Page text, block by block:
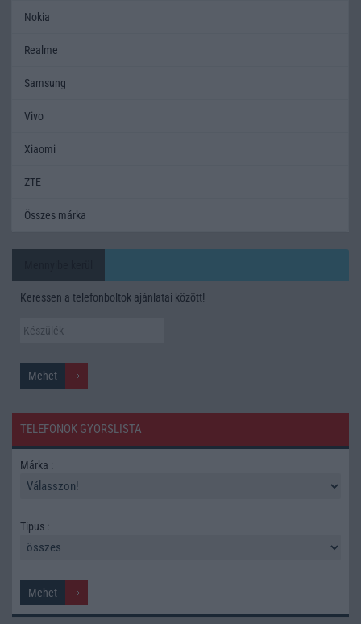
Nokia
Realme
Samsung
Vivo
Xiaomi
ZTE
Összes márka
Keressen a telefonboltok ajánlatai között!
TELEFONOK GYORSLISTA
Márka :
Tipus :